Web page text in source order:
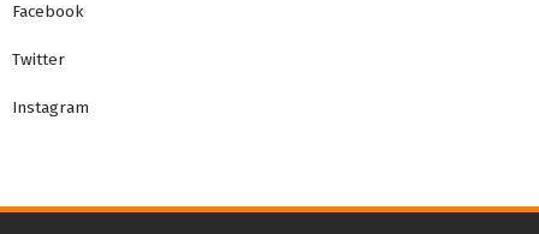
Facebook
Twitter
Instagram